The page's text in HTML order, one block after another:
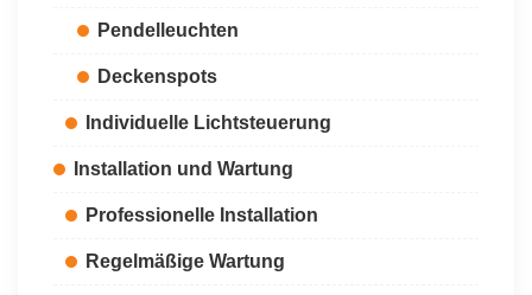
Pendelleuchten
Deckenspots
Individuelle Lichtsteuerung
Installation und Wartung
Professionelle Installation
Regelmäßige Wartung